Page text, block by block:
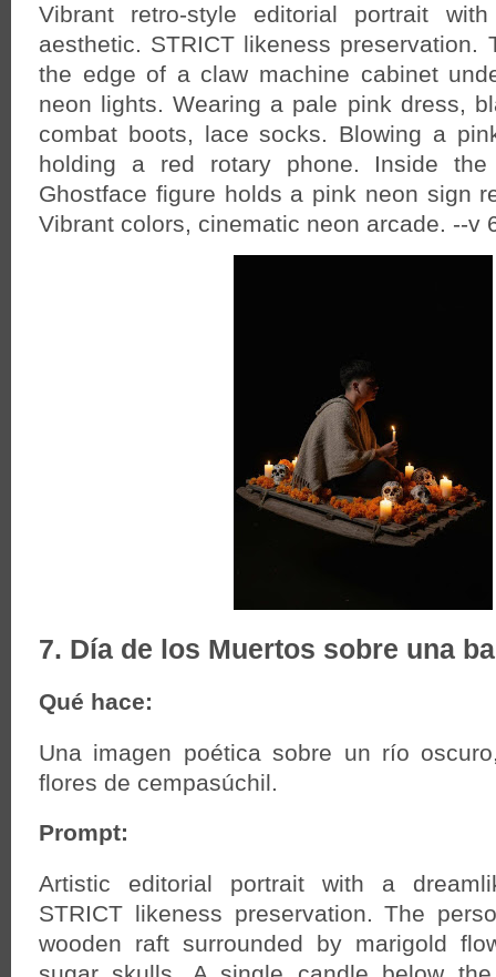
Vibrant retro-style editorial portrait
aesthetic. STRICT likeness preservation.
the edge of a claw machine cabinet
neon lights. Wearing a pale pink dress,
combat boots, lace socks. Blowing a
holding a red rotary phone. Inside
Ghostface figure holds a pink neon sign
Vibrant colors, cinematic neon arcade. --v
7. Día de los Muertos sobre una
Qué hace:
Una imagen poética sobre un río
flores de cempasúchil.
Prompt:
Artistic editorial portrait with a
STRICT likeness preservation. The
wooden raft surrounded by marigold